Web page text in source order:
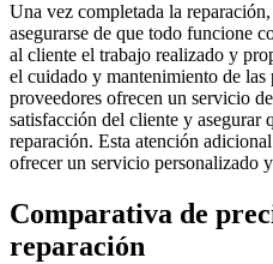
Una vez completada la
asegurarse de que todo funcione
al cliente el trabajo realizado y
el cuidado y mantenimiento de las
proveedores ofrecen un servicio
satisfacción del cliente y asegurar
reparación. Esta atención
ofrecer un servicio personalizado
Comparativa de
reparación